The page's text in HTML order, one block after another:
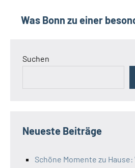
Was Bonn zu einer
Suchen
Neueste Beiträge
Schöne Momente zu